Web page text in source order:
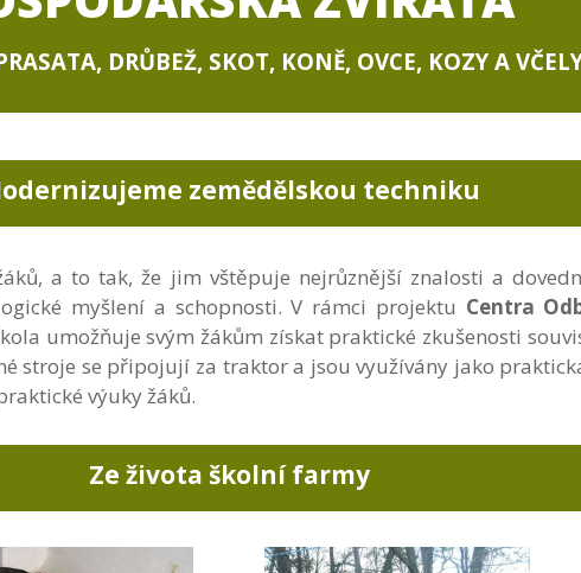
DRŮBEŽ, SKOT, KONĚ, OVCE, KOZY A
zemědělskou techniku
a to tak, že jim vštěpuje nejrůznější znalosti a
myšlení a schopnosti. V rámci projektu Centra
umožňuje svým žákům získat praktické zkušenosti
stroje se připojují za traktor a jsou využívány jako
výuky žáků.
Ze života školní farmy